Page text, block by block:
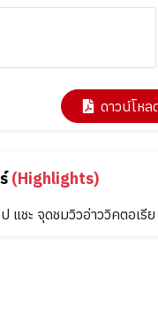
ดาวน์โหล
(Highlights)
แชะ จุดชมวิวอ่าววิคตอเ